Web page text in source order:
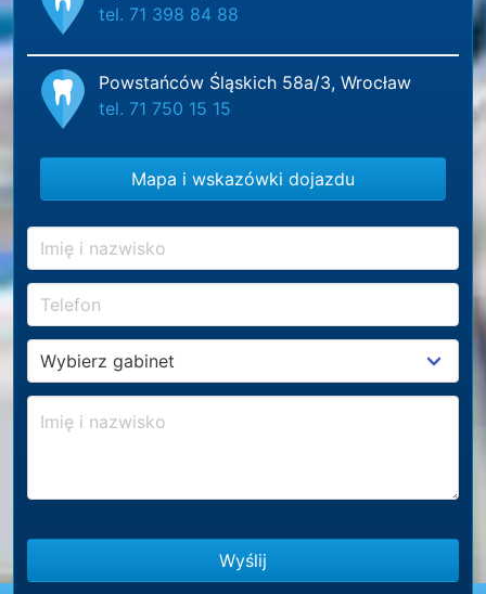
tel. 71 398 84 88
Powstańców Śląskich 58a/3, Wrocław
tel. 71 750 15 15
Mapa i wskazówki dojazdu
Wyślij